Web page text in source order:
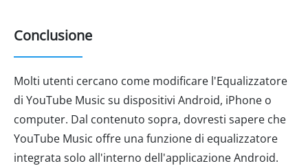
Conclusione
Molti utenti cercano come modificare l'Equalizzatore
di YouTube Music su dispositivi Android, iPhone o
computer. Dal contenuto sopra, dovresti sapere che
YouTube Music offre una funzione di equalizzatore
integrata solo all'interno dell'applicazione Android.